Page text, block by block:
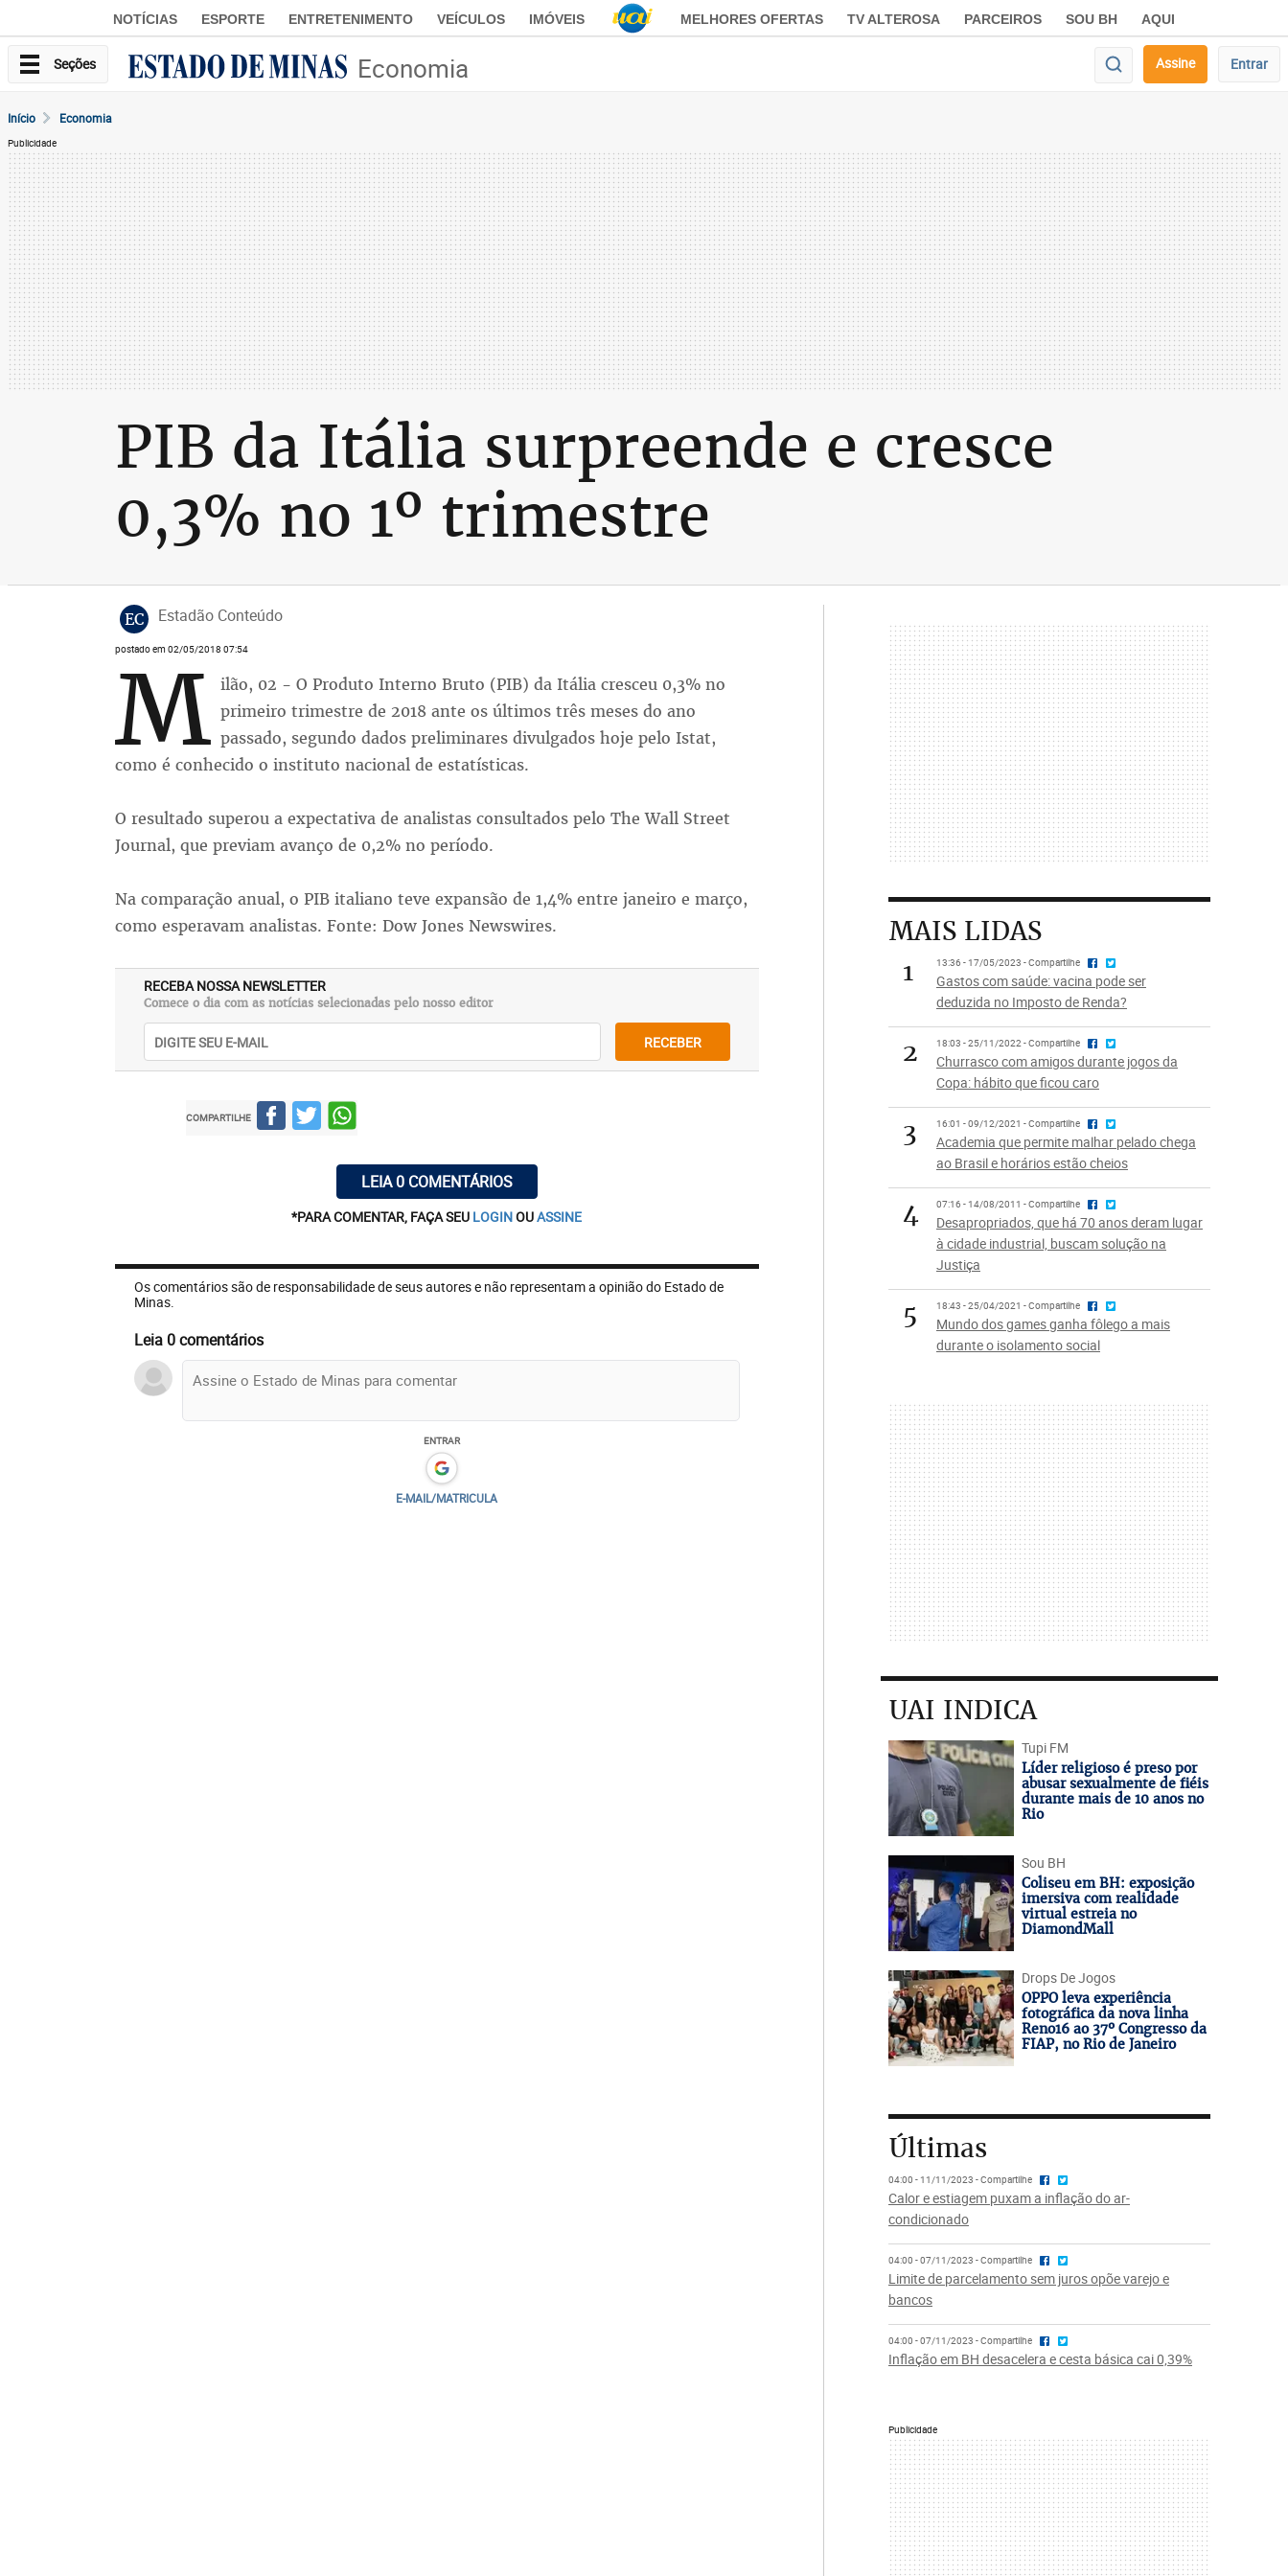
NOTÍCIAS ESPORTE ENTRETENIMENTO VEÍCULOS IMÓVEIS MELHORES OFERTAS TV ALTEROSA PARCEIROS SOU BH AQUI
Seções Economia Assine Entrar
Início Economia
Publicidade
PIB da Itália surpreende e cresce
0,3% no 1º trimestre
EC Estadão Conteúdo
postado em 02/05/2018 07:54
M ilão, 02 - O Produto Interno Bruto (PIB) da Itália cresceu 0,3% no
primeiro trimestre de 2018 ante os últimos três meses do ano
passado, segundo dados preliminares divulgados hoje pelo Istat,
como é conhecido o instituto nacional de estatísticas.
O resultado superou a expectativa de analistas consultados pelo The Wall Street
Journal, que previam avanço de 0,2% no período.
Na comparação anual, o PIB italiano teve expansão de 1,4% entre janeiro e março,
como esperavam analistas. Fonte: Dow Jones Newswires.
RECEBA NOSSA NEWSLETTER
Comece o dia com as notícias selecionadas pelo nosso editor
RECEBER
COMPARTILHE
LEIA 0 COMENTÁRIOS
*PARA COMENTAR, FAÇA SEU LOGINOUASSINE
Os comentários são de responsabilidade de seus autores e não representam a opinião do Estado de
Minas.
Leia 0 comentários
ENTRAR
E-MAIL/MATRICULA
MAIS LIDAS
1
13:36 - 17/05/2023 - Compartilhe
Gastos com saúde: vacina pode ser
deduzida no Imposto de Renda?
2 18:03 - 25/11/2022 - Compartilhe
Churrasco com amigos durante jogos da
Copa: hábito que ficou caro
3 16:01 - 09/12/2021 - Compartilhe
Academia que permite malhar pelado chega
ao Brasil e horários estão cheios
4 07:16 - 14/08/2011 - Compartilhe
Desapropriados, que há 70 anos deram lugar
à cidade industrial, buscam solução na
Justiça
5 18:43 - 25/04/2021 - Compartilhe
Mundo dos games ganha fôlego a mais
durante o isolamento social
UAI INDICA
Tupi FM
Líder religioso é preso por
abusar sexualmente de fiéis
durante mais de 10 anos no
Rio
Sou BH
Coliseu em BH: exposição
imersiva com realidade
virtual estreia no
DiamondMall
Drops De Jogos
OPPO leva experiência
fotográfica da nova linha
Reno16 ao 37º Congresso da
FIAP, no Rio de Janeiro
Últimas
04:00 - 11/11/2023 - Compartilhe
Calor e estiagem puxam a inflação do ar-
condicionado
04:00 - 07/11/2023 - Compartilhe
Limite de parcelamento sem juros opõe varejo e
bancos
04:00 - 07/11/2023 - Compartilhe
Inflação em BH desacelera e cesta básica cai 0,39%
Publicidade